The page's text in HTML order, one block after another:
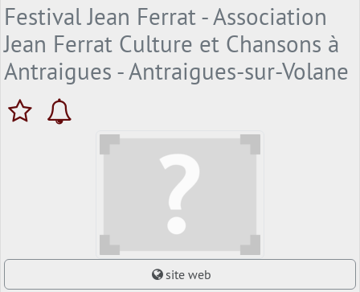
Festival Jean Ferrat - Association
Jean Ferrat Culture et Chansons à
Antraigues - Antraigues-sur-Volane
site web